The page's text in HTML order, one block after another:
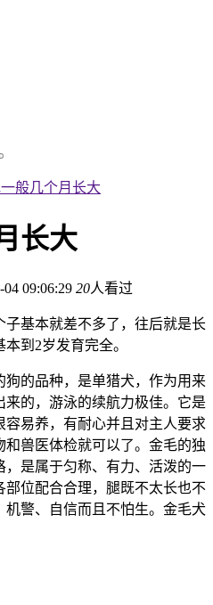
般几个月长大
长大
09:06:29 20人看过
基本就差不多了，往后就是长
到2岁发育完全。
的品种，是单猎犬，作为用来
的，游泳的续航力极佳。它是
易养，有耐心并且对主人要求
兽医体检就可以了。金毛的独
是属于匀称、有力、活泼的一
位配合合理，腿既不太长也不
警、自信而且不怕生。金毛犬